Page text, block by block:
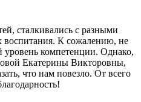
сталкивались с разными
воспитания. К сожалению, не
уровень компетенции. Однако,
Екатерины Викторовны,
что нам повезло. От всего